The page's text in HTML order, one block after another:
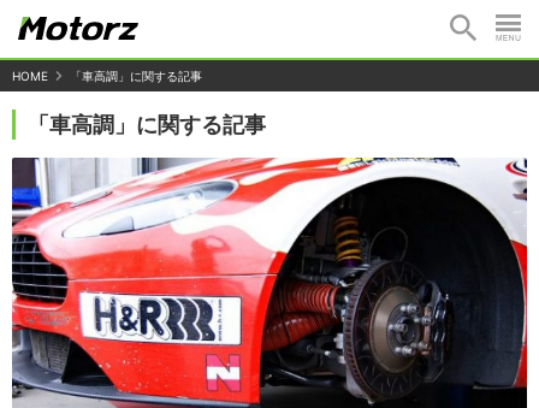
HOME 「車高調」に関する記事
「車高調」に関する記事